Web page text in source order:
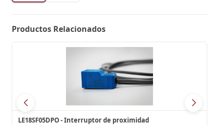
Productos Relacionados
LE18SF05DPO - Interruptor de proximidad